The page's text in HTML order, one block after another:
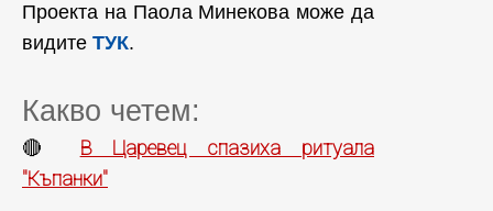
Проекта на Паола Минекова може да
видите ТУК.
Какво четем:
🔴 В Царевец спазиха ритуала
"Къпанки"